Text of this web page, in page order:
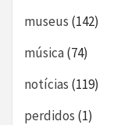
museus (142)
música(74)
notícias (119)
perdidos (1)